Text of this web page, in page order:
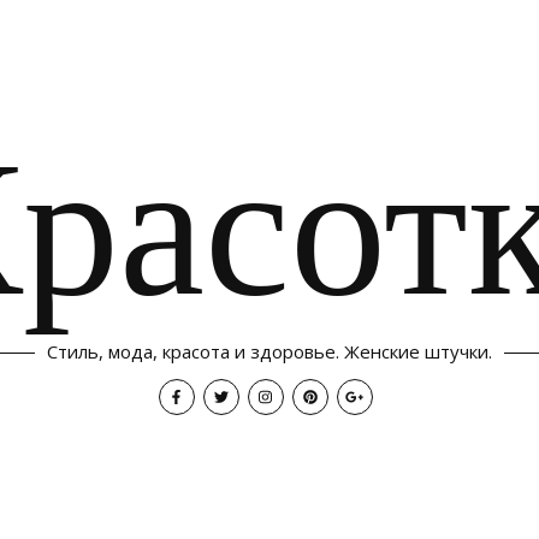
Стиль, мода, красота и здоровье. Женские штучки.